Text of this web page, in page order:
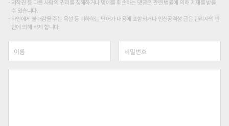
저작권 등 다른 사람의 권리를 침해하거나 명예를 훼손하는 댓글은 관련 법률에 의해 제재를 받을
수 있습니다.
타인에게 불쾌감을 주는 욕설 등 비하하는 단어가 내용에 포함되거나 인신공격성 글은 관리자의 판
단에 의해 삭제 합니다.